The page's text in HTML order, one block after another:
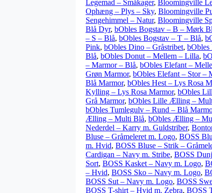
Legemad – Småkager, Bloomingville
Ophæng – Plys – Sky, Bloomingville
Sengehimmel – Natur, Bloomingville
Blå Dyr, bObles Bogstav – B – Mørk
– S – Blå, bObles Bogstav – T – Blå,
Pink, bObles Dino – Gråstribet,
Blå, bObles Donut – Mellem – Lilla,
– Marmor – Blå, bObles Elefant –
Grøn Marmor, bObles Elefant – Stor –
Blå Marmor, bObles Hest – Lys Rosa
Kylling – Lys Rosa Marmor, bObles
Grå Marmor, bObles Lille Ælling –
bObles Tumlegulv – Rund – Blå
Ælling – Multi Blå, bObles Ælling –
Nederdel – Karry m. Guldstriber,
Bluse – Gråmeleret m. Logo, BOSS
m. Hvid, BOSS Bluse – Strik –
Cardigan – Navy m. Stribe, BOSS
Sort, BOSS Kasket – Navy m. Logo,
– Hvid, BOSS Sko – Navy m. Logo,
BOSS Sut – Navy m. Logo, BOSS
BOSS T-shirt – Hvid m. Zebra, BOSS